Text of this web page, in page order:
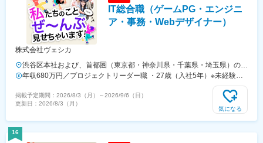
い方も安心。実際、三重、群馬、長野、神奈川県秦野市など、遠方から
入社して活躍している人も多数います。一人暮らしをしたい人も歓迎で
す！★実際に入寮している社員の声は「待遇・福利厚生・各種制度欄」
でチェック！
IT総合職（ゲームPG・エンジニ
ア・事務・Webデザイナー）
株式会社ヴェシカ
渋谷区本社および、首都圏（東京都・神奈川県・千葉県・埼玉県）のプ
ロジェクト先※転居を伴う転勤は発生しません。※プロジェクトにより
フルリモートワーク（在宅勤務）もあります。【本社】東京都渋谷区千
駄ヶ谷4-5-11 SuSLOB 北参道 5F受動喫煙対策：有（屋内禁煙）＜本社
アクセス＞・東京メトロ副都心線「北参道駅」3番出口 徒歩3分・各線
年収680万円／プロジェクトリーダー職 ・27歳（入社5年）※未経験入
社 年収400万円／システムエンジニア職・25歳（入社3年）※未経験
入社
掲載予定期間： 2026/8/3（月） ～2026/9/6（日）
更新日： 2026/8/3（月）
気になる
16